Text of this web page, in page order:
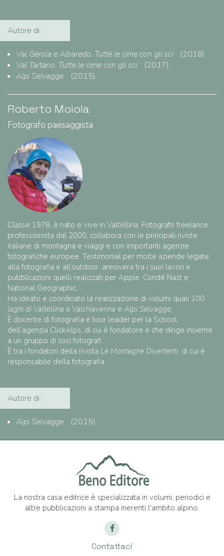
Autore di:
Val Gerola e Albaredo. Tutte le cime con gli sci
(2018)
Val Tartano. Tutte le cime con gli sci
(2017)
Alpi Selvagge
(2015)
Roberto Moiola
Fotografo paesaggista
Classe 1978, è nato e vive in Valtellina. Fotografo freelance
professionista dal 2000, collabora con le principali riviste
italiane di montagna e viaggi e con importanti agenzie
fotografiche europee. Testimonial per molte aziende legate
alla fotografia e all’outdoor, annovera tra i suoi lavori e
pubblicazioni quelli realizzati per Apple, Condé Nast e
National Geographic.
Ha ideato e coordinato la realizzazione di volumi quali 100
laghi di Valtellina e Valchiavenna e Alpi Selvagge.
È docente di fotografia e tour leader per la School
dell’agenzia ClickAlps, di cui è fondatore e che dirige insieme
a un gruppo di soci fotografi.
È tra i fondatori della rivista Le Montagne Divertenti, di cui è
responsabile della fotografia.
Autore di:
Alpi Selvagge (2015)
La nostra casa editrice è specializzata in volumi, periodici e
altre pubblicazioni a stampa inerenti l'ambito alpino.
Contattaci